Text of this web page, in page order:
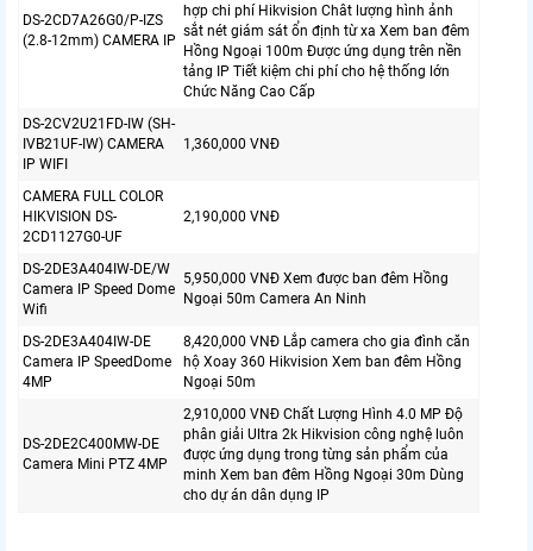
DS-2CD7A26G0/P-IZS
(2.8-12mm) CAMERA IP
hợp chi phí Hikvision Chât lượng hình ảnh
sắt nét giám sát ổn định từ xa Xem ban đêm
Hồng Ngoại 100m Được ứng dụng trên nền
tảng IP Tiết kiệm chi phí cho hệ thống lớn
Chức Năng Cao Cấp
DS-2CV2U21FD-IW (SH-
IVB21UF-IW) CAMERA
IP WIFI
1,360,000 VNĐ
CAMERA FULL COLOR
HIKVISION DS-
2CD1127G0-UF
2,190,000 VNĐ
DS-2DE3A404IW-DE/W
Camera IP Speed Dome
Wifi
5,950,000 VNĐ Xem được ban đêm Hồng
Ngoại 50m Camera An Ninh
DS-2DE3A404IW-DE
Camera IP SpeedDome
4MP
8,420,000 VNĐ Lắp camera cho gia đình căn
hộ Xoay 360 Hikvision Xem ban đêm Hồng
Ngoại 50m
DS-2DE2C400MW-DE
Camera Mini PTZ 4MP
2,910,000 VNĐ Chất Lượng Hình 4.0 MP Độ
phân giải Ultra 2k Hikvision công nghệ luôn
được ứng dụng trong từng sản phẩm của
minh Xem ban đêm Hồng Ngoại 30m Dùng
cho dự án dân dụng IP